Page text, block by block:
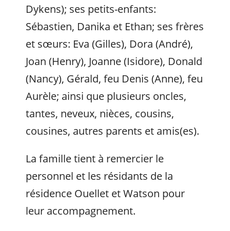
Dykens); ses petits-enfants:
Sébastien, Danika et Ethan; ses frères
et sœurs: Eva (Gilles), Dora (André),
Joan (Henry), Joanne (Isidore), Donald
(Nancy), Gérald, feu Denis (Anne), feu
Aurèle; ainsi que plusieurs oncles,
tantes, neveux, nièces, cousins,
cousines, autres parents et amis(es).
La famille tient à remercier le
personnel et les résidants de la
résidence Ouellet et Watson pour
leur accompagnement.